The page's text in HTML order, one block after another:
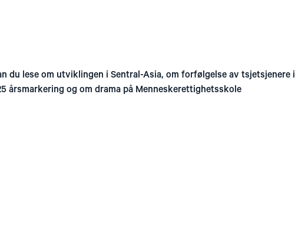
du lese om utviklingen i Sentral-Asia, om forfølgelse av tsjetsjenere i
årsmarkering og om drama på Menneskerettighetsskole